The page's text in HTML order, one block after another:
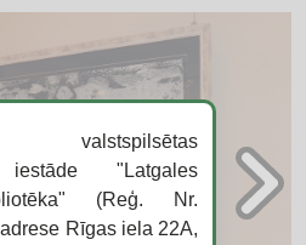
valstspilsētas
iestāde "Latgales
(Reģ. Nr.
Rīgas iela 22A,